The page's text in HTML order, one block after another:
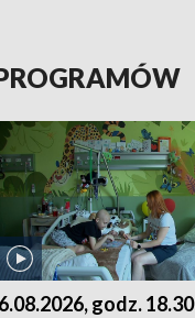
6.08.2026, godz. 18.30